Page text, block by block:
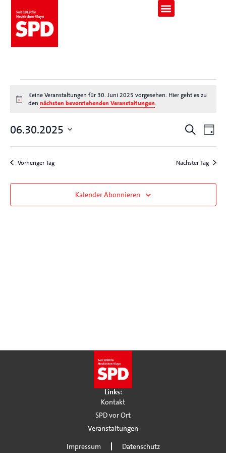
Hinweis
Keine Veranstaltungen für 30. Juni 2025 vorgesehen. Hier geht es zu
dennächsten bevorstehenden Veranstaltungen.
SucheTag
06.30.2025
wählen.
Vorheriger Tag Nächster Tag
Kalender Abonnieren
Links:
Kontakt
SPD vor Ort
Veranstaltungen
Impressum
Datenschutz